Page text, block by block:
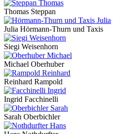
Thomas Steppan
Julia Hörmann-Thurn und Taxis
Siegi Weisenhorn
Michael Oberhuber
Reinhard Rampold
Ingrid Facchinelli
Sarah Oberbichler